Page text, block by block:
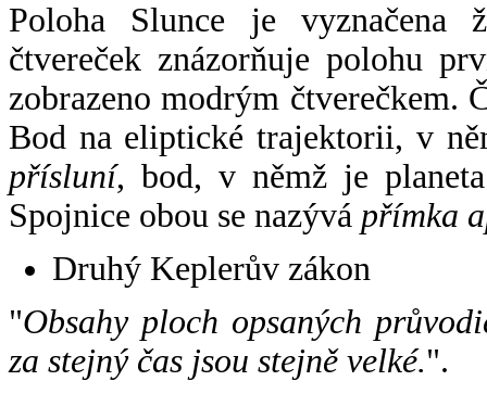
Poloha Slunce je vyznačena
čtvereček znázorňuje polohu
zobrazeno modrým čtverečkem.
Bod na eliptické trajektorii, v
přísluní, bod, v němž je
Spojnice obou se nazývá přímka
Druhý Keplerův zákon
"Obsahy ploch opsaných
za stejný čas jsou stejně velké.".